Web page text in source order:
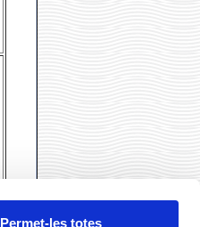
Permet-les totes